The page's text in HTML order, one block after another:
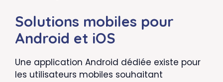
Solutions mobiles pour
Android et iOS
Une application Android dédiée existe pour
les utilisateurs mobiles souhaitant